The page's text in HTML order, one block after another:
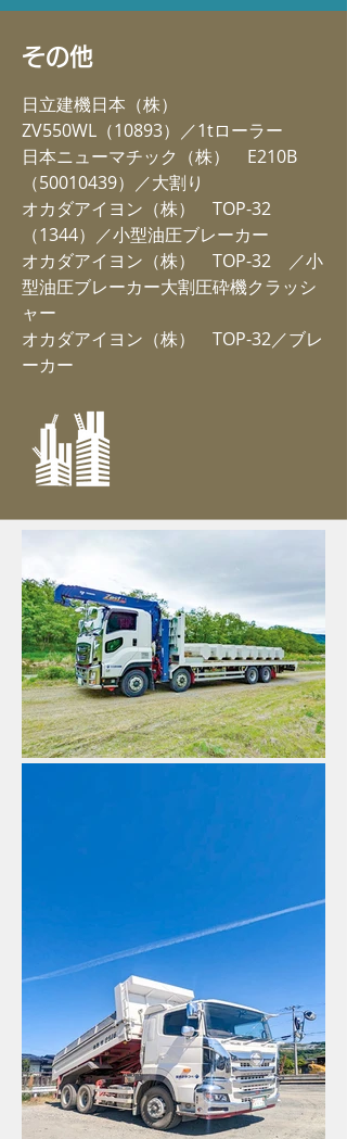
その他
日立建機日本（株）
ZV550WL（10893）／1tローラー
日本ニューマチック （株） E210B
（50010439）／大割り
オカダアイヨン （株）
TOP-32
（1344）／小型油圧ブレーカー
オカダアイヨン （株） TOP-32 ／小
型油圧ブレーカー大割圧砕機クラッシ
ャー
オカダアイヨン （株）
TOP-32／ブレ
ーカー